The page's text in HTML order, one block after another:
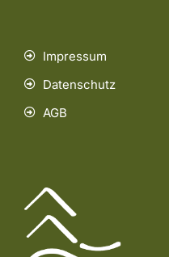
Impressum
Datenschutz
AGB